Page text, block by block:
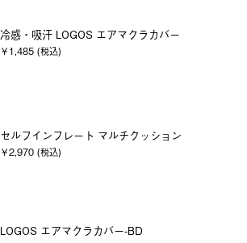
冷感・吸汗 LOGOS エアマクラカバー
￥1,485 (税込)
セルフインフレート マルチクッション
￥2,970 (税込)
LOGOS エアマクラカバー-BD